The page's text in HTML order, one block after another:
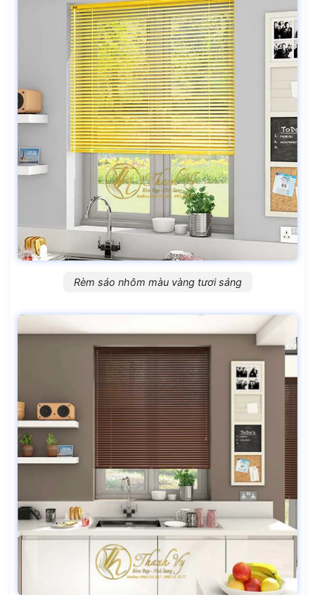
Rèm sáo nhôm màu vàng tươi sáng